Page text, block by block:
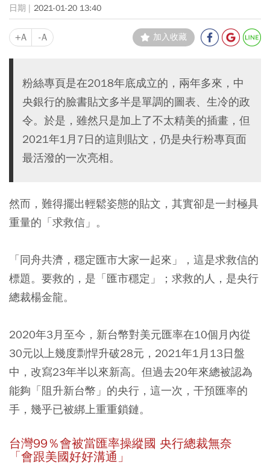
2021-01-20 13:40
+A -A 加入收藏
粉絲專頁是在2018年底成立的，兩年多來，中
央銀行的臉書貼文多半是單調的圖表、生冷的政
令。於是，雖然只是加上了不太精美的插畫，但
2021年1月7日的這則貼文，仍是央行粉專頁面
最活潑的一次亮相。
然而，難得擺出輕鬆姿態的貼文，其實卻是一封極具
重量的「求救信」。
「同舟共濟，穩定匯市大家一起來」，這是求救信的
標題。要救的，是「匯市穩定」；求救的人，是央行
總裁楊金龍。
2020年3月至今，新台幣對美元匯率在10個月內從
30元以上幾度剽悍升破28元，2021年1月13日盤
中，改寫23年半以來新高。但過去20年來總被認為
能夠「阻升新台幣」的央行，這一次，干預匯率的
手，幾乎已被綁上重重鎖鏈。
台灣99％會被當匯率操縱國 央行總裁無奈
「會跟美國好好溝通」